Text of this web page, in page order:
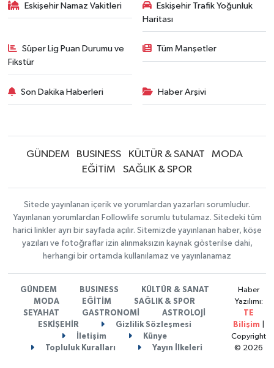
Eskişehir Namaz Vakitleri
Eskişehir Trafik Yoğunluk
Haritası
Süper Lig Puan Durumu ve
Fikstür
Tüm Manşetler
Son Dakika Haberleri Haber Arşivi
GÜNDEM BUSINESS KÜLTÜR & SANAT
MODA
EĞİTİM
SAĞLIK & SPOR
Sitede yayınlanan içerik ve yorumlardan yazarları sorumludur.
Yayınlanan yorumlardan Followlife sorumlu tutulamaz. Sitedeki tüm
harici linkler ayrı bir sayfada açılır. Sitemizde yayınlanan haber, köşe
yazıları ve fotoğraflar izin alınmaksızın kaynak gösterilse dahi,
herhangi bir ortamda kullanılamaz ve yayınlanamaz
GÜNDEM BUSINESS
KÜLTÜR & SANAT
MODA
EĞİTİM
SAĞLIK & SPOR
SEYAHAT
GASTRONOMİ
ASTROLOJİ
ESKİŞEHİR
Gizlilik Sözleşmesi
İletişim
Künye
Topluluk Kuralları
Yayın İlkeleri
Haber
Yazılımı:
TE
Bilişim
Copyright
© 2026